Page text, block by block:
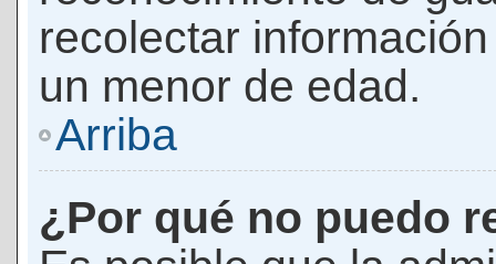
recolectar
un menor de edad.
Arriba
¿Por qué no puedo